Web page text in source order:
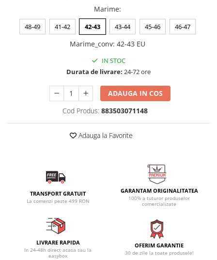
Marime:
48-49 41-42 42-43 43-44 45-46 46-47
Marime_conv: 42-43 EU
IN STOC
Durata de livrare: 24-72 ore
ADAUGA IN COS
Cod Produs: 883503071148
Adauga la Favorite
TRANSPORT GRATUIT
La comenzi peste 499 RON
GARANTAM ORIGINALITATEA
100% a tuturor produselor
comercializate
LIVRARE RAPIDA
In 24-48h direct acasa sau la
easybox
OFERIM GARANTIE
30 de zile la toate produsele!